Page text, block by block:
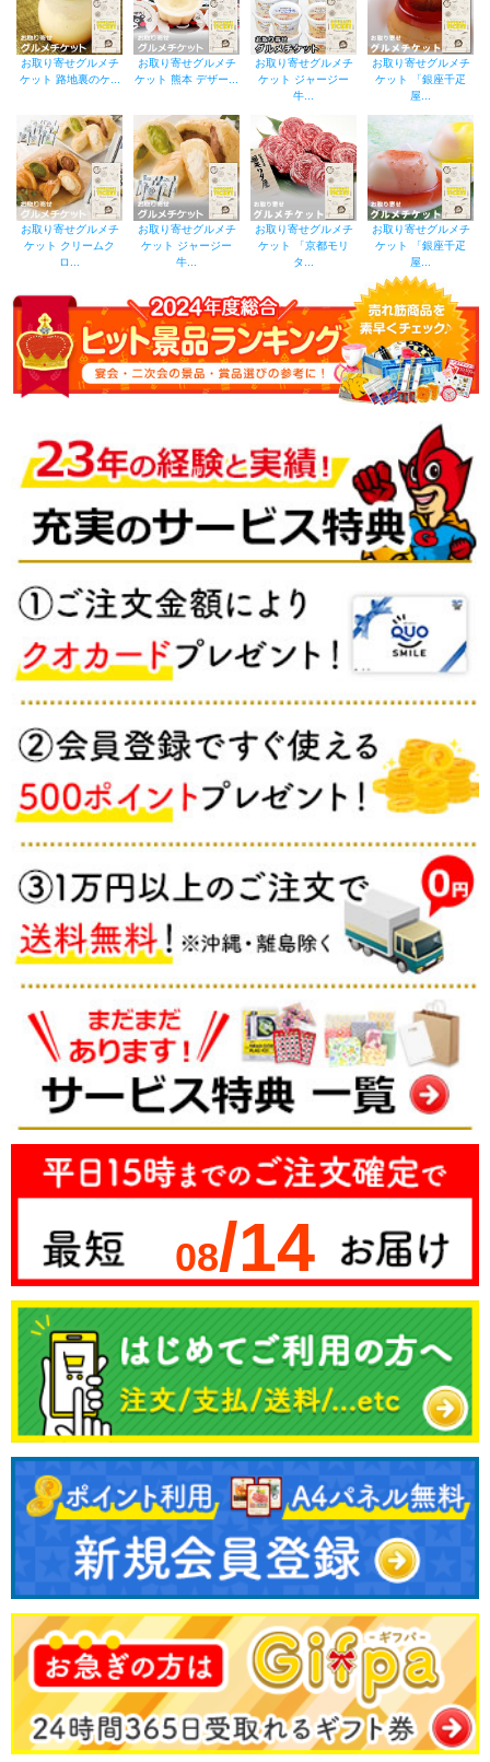
お取り寄せグルメチ
ケット 路地裏のケ...
お取り寄せグルメチ
ケット 熊本 デザー...
お取り寄せグルメチ
ケット ジャージー
牛...
お取り寄せグルメチ
ケット 「銀座千疋
屋...
お取り寄せグルメチ
ケット クリームク
ロ...
お取り寄せグルメチ
ケット ジャージー
牛...
お取り寄せグルメチ
ケット 「京都モリ
タ...
お取り寄せグルメチ
ケット 「銀座千疋
屋...
08/14